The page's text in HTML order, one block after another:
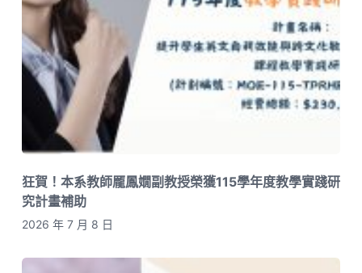
狂賀！本系教師龎鳳嫺副教授榮獲115學年度教學實踐研
究計畫補助
2026 年 7 月 8 日